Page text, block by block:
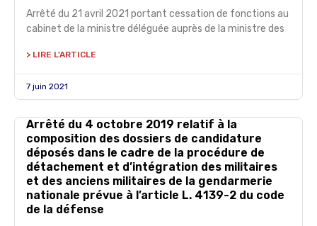
Arrêté du 21 avril 2021 portant cessation de fonctions au
cabinet de la ministre déléguée auprès de la ministre des
> LIRE L'ARTICLE
7 juin 2021
Arrêté du 4 octobre 2019 relatif à la
composition des dossiers de candidature
déposés dans le cadre de la procédure de
détachement et d’intégration des militaires
et des anciens militaires de la gendarmerie
nationale prévue à l’article L. 4139-2 du code
de la défense